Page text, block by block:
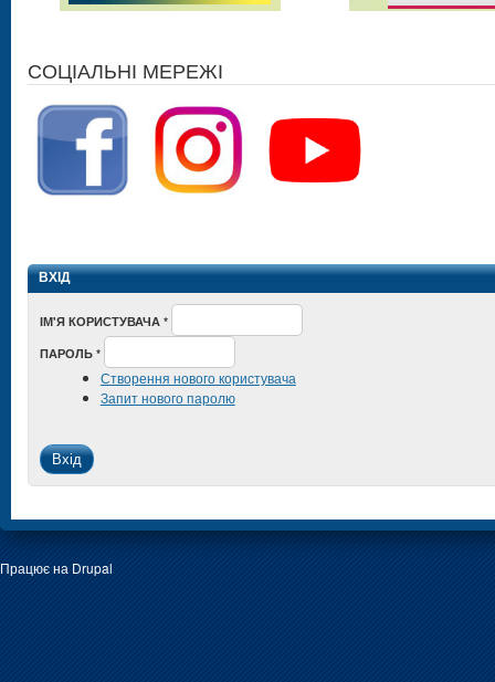
СОЦІАЛЬНІ МЕРЕЖІ
ВХІД
ІМ'Я КОРИСТУВАЧА *
ПАРОЛЬ *
Створення нового користувача
Запит нового паролю
Працює на Drupal